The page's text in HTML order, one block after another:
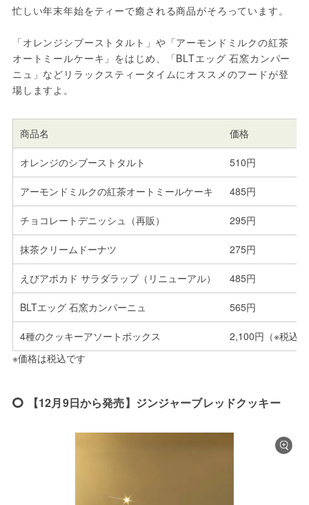
忙しい年末年始をティーで癒される商品がそろっています。
「オレンジシブーストタルト」や「アーモンドミルクの紅茶
オートミールケーキ」をはじめ、「BLTエッグ 石窯カンパー
ニュ」などリラックスティータイムにオススメのフードが登
場しますよ。
商品名 価格
オレンジのシブーストタルト 510円
アーモンドミルクの紅茶オートミールケーキ 485円
チョコレートデニッシュ（再販） 295円
抹茶クリームドーナツ 275円
えびアボカド サラダラップ（リニューアル） 485円
BLTエッグ 石窯カンパーニュ 565円
4種のクッキーアソートボックス
2,100円（※税込8
※価格は税込です
【12月9日から発売】ジンジャーブレッドクッキー